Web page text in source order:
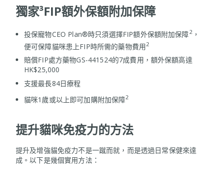
獨家³FIP額外保額附加保障
投保寵物CEO Plan®時只須選擇FIP額外保額附加保障2，
便可保障貓咪患上FIP時所需的藥物費用2
賠償FIP處方藥物GS-441524的7成費用，額外保額高達
HK$25,000
支援最長84日療程
貓咪1歲或以上即可加購附加保障2
提升貓咪免疫力的方法
提升及增強貓免疫力不是一蹴而就，而是透過日常保健來達
成。以下是幾個實用方法：